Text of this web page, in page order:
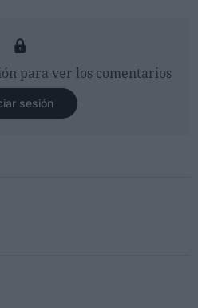
para ver los comentarios
sesión